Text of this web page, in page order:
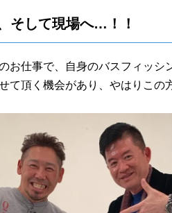
そして現場へ…！！
お仕事で、自身のバスフィッシ
て頂く機会があり、やはりこの